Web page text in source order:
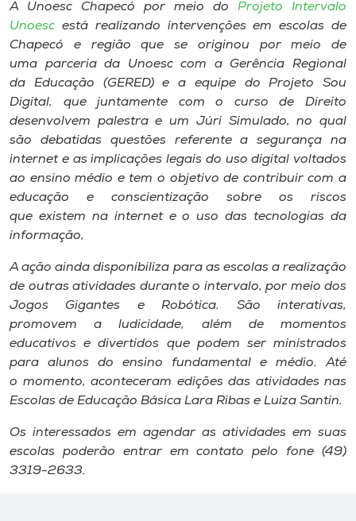
Selecione
A+
A-
A Unoesc Chapecó por meio do Projeto Intervalo
Unoesc está realizando intervenções em escolas de
Chapecó e região que se originou por meio de
uma parceria da Unoesc com a Gerência Regional
da Educação (GERED) e a equipe do Projeto Sou
Digital, que juntamente com o curso de Direito
desenvolvem palestra e um Júri Simulado, no qual
são debatidas questões referente a segurança na
internet e as implicações legais do uso digital voltados
ao ensino médio e tem o objetivo de contribuir com a
educação e conscientização sobre os riscos
que existem na internet e o uso das tecnologias da
informação,
A ação ainda disponibiliza para as escolas a realização
de outras atividades durante o intervalo, por meio dos
Jogos Gigantes e Robótica. São interativas,
promovem a ludicidade, além de momentos
educativos e divertidos que podem ser ministrados
para alunos do ensino fundamental e médio. Até
o momento, aconteceram edições das atividades nas
Escolas de Educação Básica Lara Ribas e Luiza Santin.
Os interessados em agendar as atividades em suas
escolas poderão entrar em contato pelo fone (49)
3319-2633.